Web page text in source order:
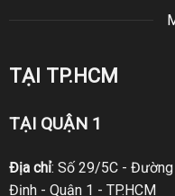
TẠI TP.HCM
TẠI QUẬN 1
Địa chỉ: Số 29/5C - Đường
Định - Quận 1 - TP.HCM